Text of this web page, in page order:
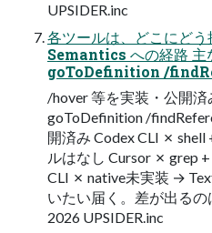
UPSIDER.inc
各ツールは、どこにど
Semantics への経路
goToDefinition /
/hover 等を実装・公開
goToDefinition /
開済み Codex CLI ✗ shell
ルはなし Cursor ✗ grep
CLI ✗ native未実装 →
いたい届く。差が出る
2026 UPSIDER.inc